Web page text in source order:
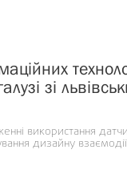
зі
використання
дизайну